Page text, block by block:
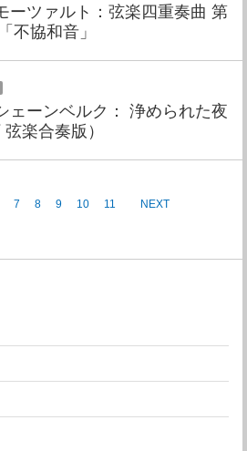
ーツァルト：弦楽四重奏曲 第
不協和音」
ェーンベルク： 浄められた夜
楽合奏版）
7 8 9 10 11 NEXT